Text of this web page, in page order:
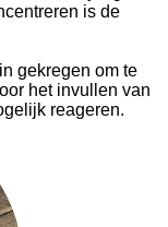
is de
gekregen om te
het invullen van
reageren.